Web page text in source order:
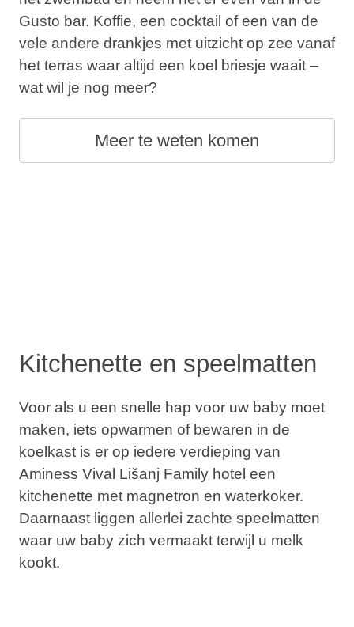
Gusto bar. Koffie, een cocktail of een van de
vele andere drankjes met uitzicht op zee vanaf
het terras waar altijd een koel briesje waait –
wat wil je nog meer?
Meer te weten komen
Kitchenette en speelmatten
Voor als u een snelle hap voor uw baby moet
maken, iets opwarmen of bewaren in de
koelkast is er op iedere verdieping van
Aminess Vival Lišanj Family hotel een
kitchenette met magnetron en waterkoker.
Daarnaast liggen allerlei zachte speelmatten
waar uw baby zich vermaakt terwijl u melk
kookt.